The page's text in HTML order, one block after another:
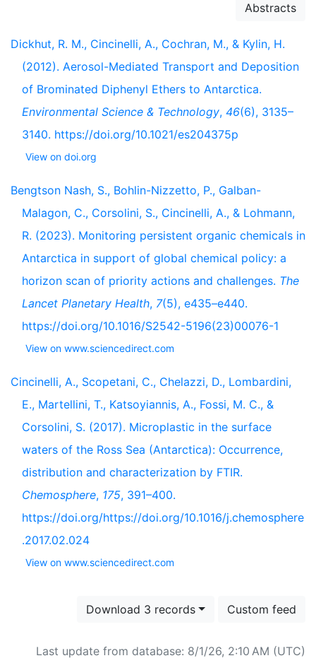
Abstracts
Dickhut, R. M., Cincinelli, A., Cochran, M., & Kylin, H.
(2012). Aerosol-Mediated Transport and Deposition
of Brominated Diphenyl Ethers to Antarctica.
Environmental Science & Technology, 46(6), 3135–
3140. https://doi.org/10.1021/es204375p
View on doi.org
Bengtson Nash, S., Bohlin-Nizzetto, P., Galban-
Malagon, C., Corsolini, S., Cincinelli, A., & Lohmann,
R. (2023). Monitoring persistent organic chemicals in
Antarctica in support of global chemical policy: a
horizon scan of priority actions and challenges. The
Lancet Planetary Health, 7(5), e435–e440.
https://doi.org/10.1016/S2542-5196(23)00076-1
View on www.sciencedirect.com
Cincinelli, A., Scopetani, C., Chelazzi, D., Lombardini,
E., Martellini, T., Katsoyiannis, A., Fossi, M. C., &
Corsolini, S. (2017). Microplastic in the surface
waters of the Ross Sea (Antarctica): Occurrence,
distribution and characterization by FTIR.
Chemosphere, 175, 391–400.
https://doi.org/https://doi.org/10.1016/j.chemosphere
.2017.02.024
View on www.sciencedirect.com
Download 3 records Custom feed
Last update from database: 8/1/26, 2:10 AM (UTC)